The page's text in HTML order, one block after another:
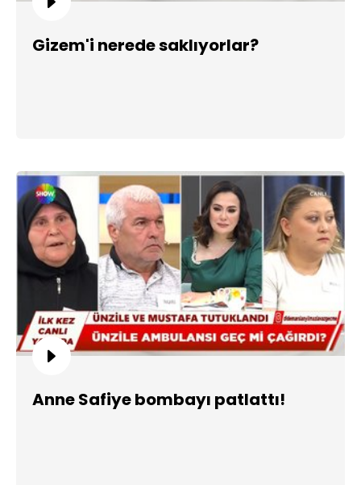
Gizem'i nerede saklıyorlar?
Anne Safiye bombayı patlattı!